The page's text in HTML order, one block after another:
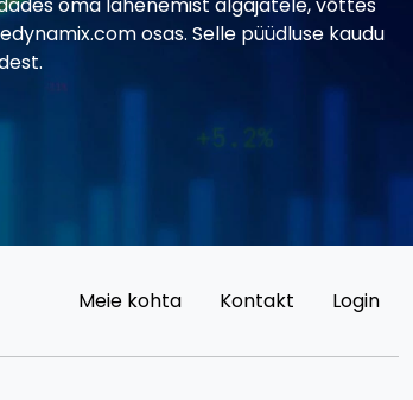
osas. Selle püüdluse kaudu
Meie kohta Kontakt Login